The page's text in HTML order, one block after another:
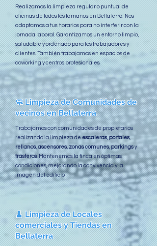
Realizamos la limpieza regular o puntual de
oficinas de todos los tamaños en Bellaterra. Nos
adaptamos a tus horarios para no interferir con la
jornada laboral. Garantizamos un entorno limpio,
saludable y ordenado para los trabajadores y
clientes. También trabajamos en espacios de
coworking y centros profesionales.
🧼 Limpieza de Comunidades de
vecinos en Bellaterra
Trabajamos con comunidades de propietarios
realizando la limpieza deescaleras,portales,
rellanos,ascensores, zonas comunes,parkingsy
trasteros. Mantenemos la finca en óptimas
condiciones, mejorando la convivencia y la
imagen del edificio.
🧹 Limpieza de Locales
comerciales y Tiendas en
Bellaterra